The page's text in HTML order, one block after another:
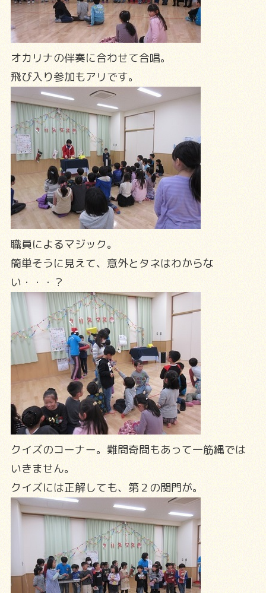
オカリナの伴奏に合わせて合唱。
飛び入り参加もアリです。
職員によるマジック。
簡単そうに見えて、意外とタネはわからな
い・・・？
クイズのコーナー。難問奇問もあって一筋縄では
いきません。
クイズには正解しても、第２の関門が。